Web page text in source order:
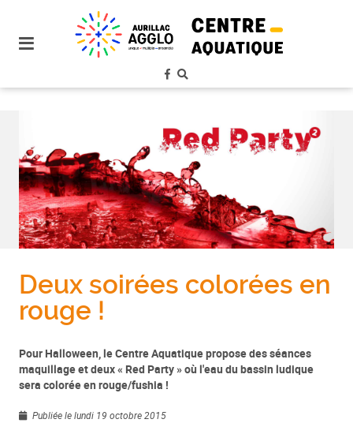
site
au
contenu
Deux soirées colorées en
rouge !
Pour Halloween, le Centre Aquatique propose des séances
maquillage et deux « Red Party » où l'eau du bassin ludique
sera colorée en rouge/fushia !
Publiée le lundi 19 octobre 2015